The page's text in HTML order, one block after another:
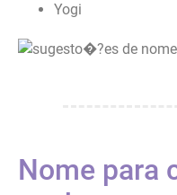
Yogi
Nome para